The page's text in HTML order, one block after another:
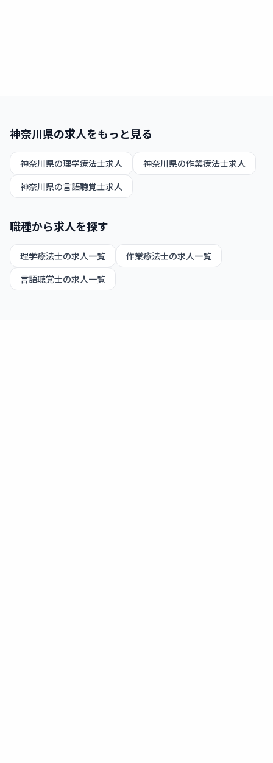
神奈川県の求人をもっと見る
神奈川県の理学療法士求人 神奈川県の作業療法士求人
神奈川県の言語聴覚士求人
職種から求人を探す
理学療法士の求人一覧 作業療法士の求人一覧
言語聴覚士の求人一覧